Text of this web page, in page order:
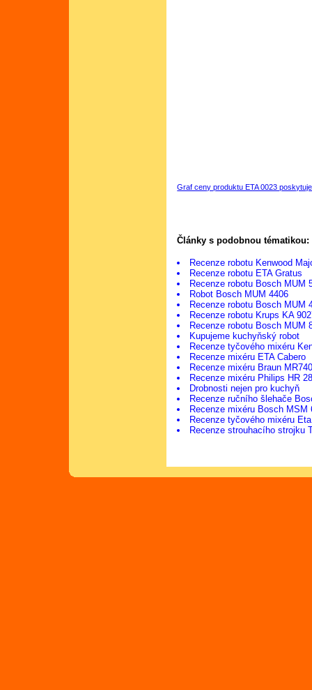
Graf ceny produktu ETA 0023
Články s podobnou tématikou:
Recenze robotu Kenwood
Recenze robotu ETA Gratus
Recenze robotu Bosch MUM
Robot Bosch MUM 4406
Recenze robotu Bosch MUM
Recenze robotu Krups KA
Recenze robotu Bosch MUM
Kupujeme kuchyňský robot
Recenze tyčového mixéru
Recenze mixéru ETA Cabero
Recenze mixéru Braun
Recenze mixéru Philips HR
Drobnosti nejen pro kuchyň
Recenze ručního šlehače
Recenze mixéru Bosch MSM
Recenze tyčového mixéru
Recenze strouhacího strojku